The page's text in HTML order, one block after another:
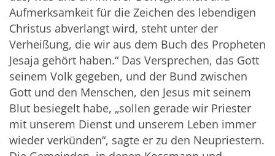
Aufmerksamkeit für die Zeichen des lebendigen
Christus abverlangt wird, steht unter der
Verheißung, die wir aus dem Buch des Propheten
Jesaja gehört haben.“ Das Versprechen, das Gott
seinem Volk gegeben, und der Bund zwischen
Gott und den Menschen, den Jesus mit seinem
Blut besiegelt habe, „sollen gerade wir Priester
mit unserem Dienst und unserem Leben immer
wieder verkünden“, sagte er zu den Neupriestern.